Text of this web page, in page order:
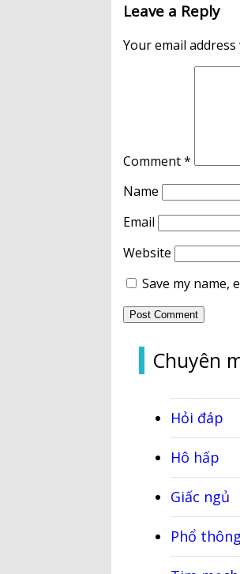
Leave a Reply
Your email
Comment*
Name
Email
Website
Save my name,
Chuyên
Hỏi đáp
Hô hấp
Giấc ngủ
Phổ thông